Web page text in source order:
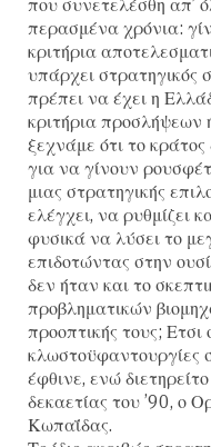
που συνετελέσθη απ’
περασμένα χρόνια:
κριτήρια
υπάρχει στρατηγικός
πρέπει να έχει η
κριτήρια
ξεχνάμε ότι το
για να γίνουν
μιας στρατηγικής
ελέγχει, να ρυθμίζει
φυσικά να λύσει το
επιδοτώντας στην
δεν ήταν και το
προβληματικών
προοπτικής τους;
κλωστοϋφαντουργίες
έφθινε, ενώ
δεκαετίας του ’90, ο
Κωπαΐδας.